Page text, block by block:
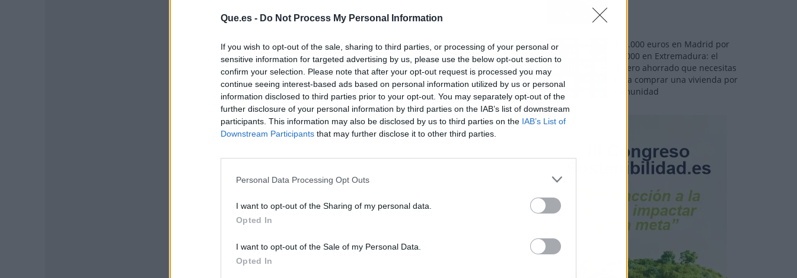
Que.es - Do Not Process My Personal Information
If you wish to opt-out of the sale, sharing to third parties, or processing of your personal or
sensitive information for targeted advertising by us, please use the below opt-out section to
confirm your selection. Please note that after your opt-out request is processed you may
continue seeing interest-based ads based on personal information utilized by us or personal
information disclosed to third parties prior to your opt-out. You may separately opt-out of the
further disclosure of your personal information by third parties on the IAB’s list of downstream
participants. This information may also be disclosed by us to third parties on the IAB’s List of
Downstream Participants that may further disclose it to other third parties.
Personal Data Processing Opt Outs
I want to opt-out of the Sharing of my personal data.
Opted In
I want to opt-out of the Sale of my Personal Data.
Opted In
Publicidad
110.000 euros en Madrid por
31.000 en Extremadura: el
dinero ahorrado que necesitas
para comprar una vivienda por
comunidad